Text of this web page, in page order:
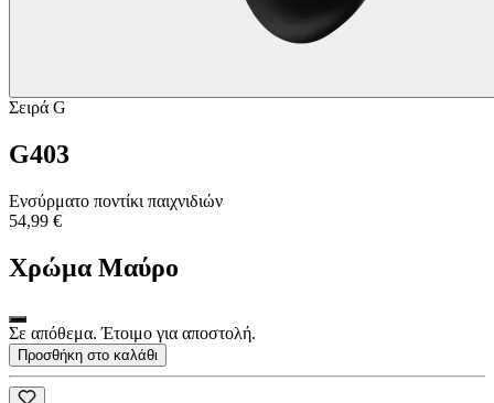
Σειρά G
G403
Ενσύρματο ποντίκι παιχνιδιών
54,99 €
Χρώμα Μαύρο
Σε απόθεμα. Έτοιμο για αποστολή.
Προσθήκη στο καλάθι